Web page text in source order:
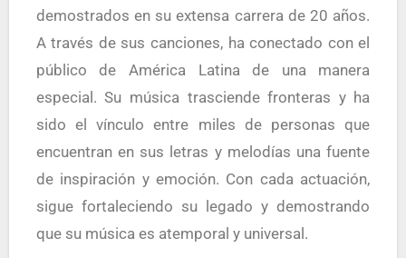
demostrados en su extensa carrera de 20 años.
A través de sus canciones, ha conectado con el
público de América Latina de una manera
especial. Su música trasciende fronteras y ha
sido el vínculo entre miles de personas que
encuentran en sus letras y melodías una fuente
de inspiración y emoción. Con cada actuación,
sigue fortaleciendo su legado y demostrando
que su música es atemporal y universal.